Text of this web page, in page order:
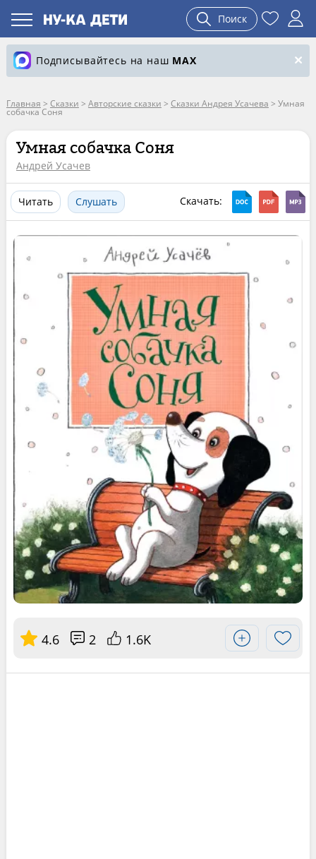
Поиск
Подписывайтесь на наш MAX
Главная > Сказки > Авторские сказки > Сказки Андрея Усачева > Умная
собачка Соня
Умная собачка Соня
Андрей Усачев
Читать Слушать Скачать:
4.6 2 1.6K